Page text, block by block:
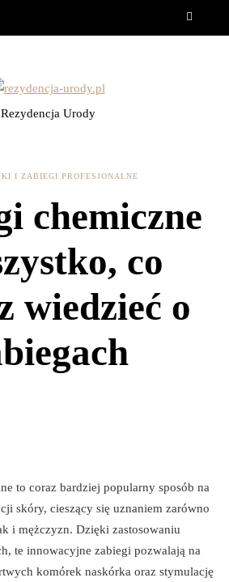
Rezydencja Urody
I ZABIEGI PROFESJONALNE
chemiczne
co
wiedzieć o
to coraz bardziej popularny sposób na
skóry, cieszący się uznaniem zarówno
i mężczyzn. Dzięki zastosowaniu
te innowacyjne zabiegi pozwalają na
komórek naskórka oraz stymulację